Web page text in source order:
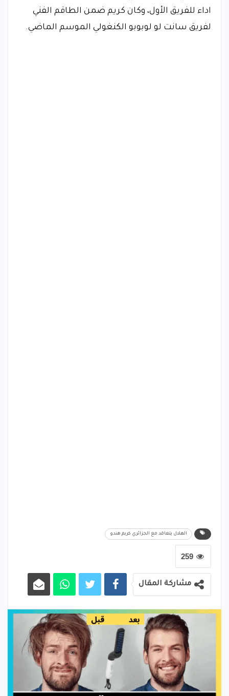
اداء للفريق الأول، وكان كريم ضمن الطاقم الفني
لفريق سانت لو لوبوبو الكنغولي الموسم الماضي.
الهلال يتعاقد مع الجزائري كريم هندو
259
مشاركة المقال